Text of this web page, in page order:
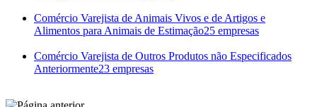
Comércio Varejista de Animais Vivos e de Artigos e
Alimentos para Animais de Estimação25 empresas
Comércio Varejista de Outros Produtos não Especificados
Anteriormente23 empresas